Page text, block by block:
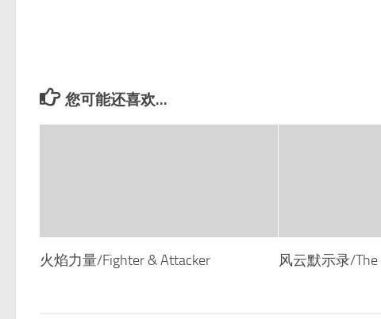
您可能还喜欢...
火焰力量/Fighter & Attacker 风云默示录/The